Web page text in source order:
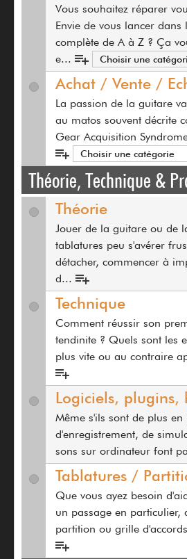
Vous souhaitez réparer
Envie de vous lancer
complète de A à Z ? Ça
e... Choisir une
Achat / Vente /
La passion de la guitare
au matos souvent décrite
Gear Acquisition
Choisir une catégorie
Théorie, Technique &
Théorie
Jouer de la guitare ou de
tablatures peu s'avérer
détacher, commencer à
d...
Technique
Comment réussir son
tendinite ? Quels sont les
plus vite ou au contraire
Logiciels, plugins,
Même s'ils sont de plus
d'enregistrement, de
sons sur ordinateur font
Tablatures /
Que vous ayez besoin
un passage en
partition ou grille